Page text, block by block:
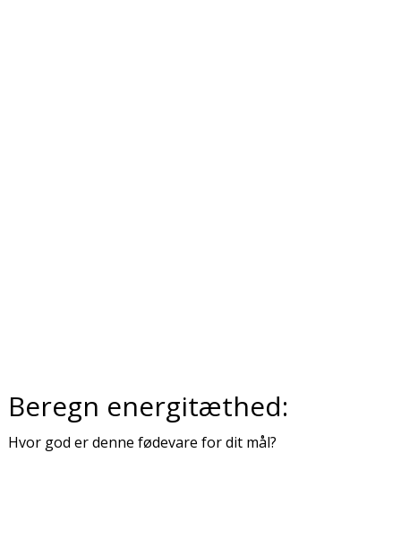
Beregn energitæthed:
Hvor god er denne fødevare for dit mål?